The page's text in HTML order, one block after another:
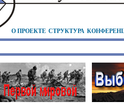
О ПРОЕКТЕ СТРУКТУРА